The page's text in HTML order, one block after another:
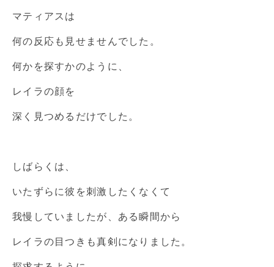
マティアスは
何の反応も見せませんでした。
何かを探すかのように、
レイラの顔を
深く見つめるだけでした。
しばらくは、
いたずらに彼を刺激したくなくて
我慢していましたが、ある瞬間から
レイラの目つきも真剣になりました。